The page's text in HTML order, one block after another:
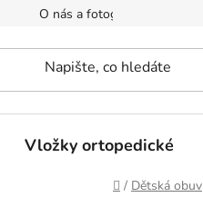
O nás a fotogalerie
Vložky ortopedické
Domů
/ Dětská obuv